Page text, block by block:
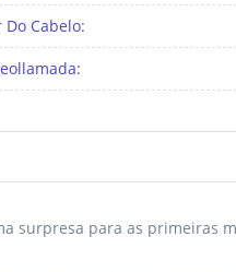
Do Cabelo:
surpresa para as primeiras